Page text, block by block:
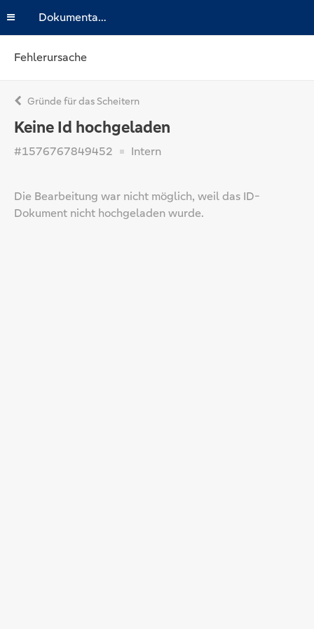
Dokumentation
Fehlerursache
Gründe für das Scheitern
Keine Id hochgeladen
#1576767849452 Intern
Die Bearbeitung war nicht möglich, weil das ID-
Dokument nicht hochgeladen wurde.